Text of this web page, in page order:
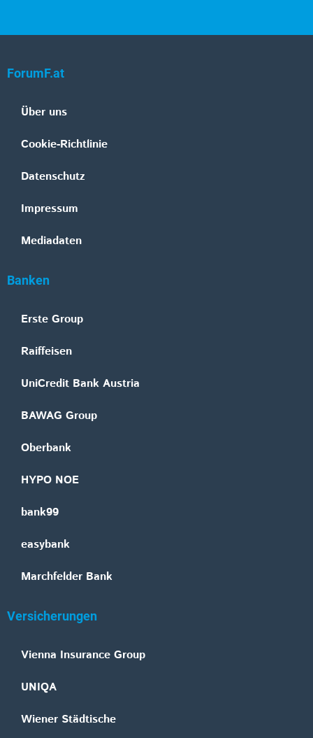
ForumF.at
Über uns
Cookie-Richtlinie
Datenschutz
Impressum
Mediadaten
Banken
Erste Group
Raiffeisen
UniCredit Bank Austria
BAWAG Group
Oberbank
HYPO NOE
bank99
easybank
Marchfelder Bank
Versicherungen
Vienna Insurance Group
UNIQA
Wiener Städtische